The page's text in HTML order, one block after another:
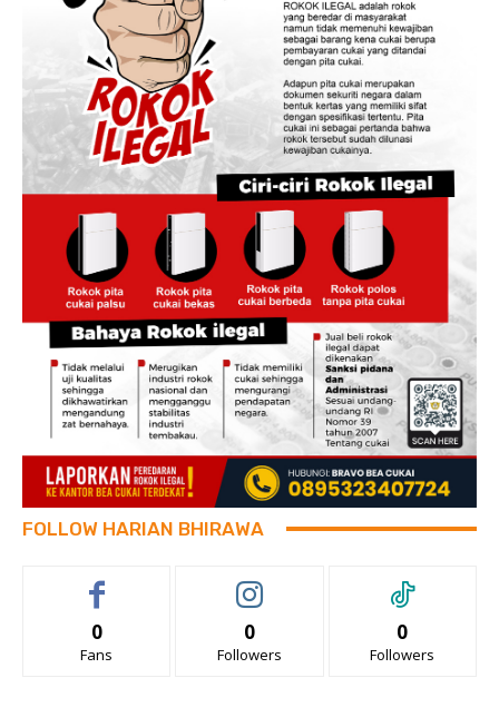
FOLLOW HARIAN BHIRAWA
0
Fans
0
Followers
0
Followers